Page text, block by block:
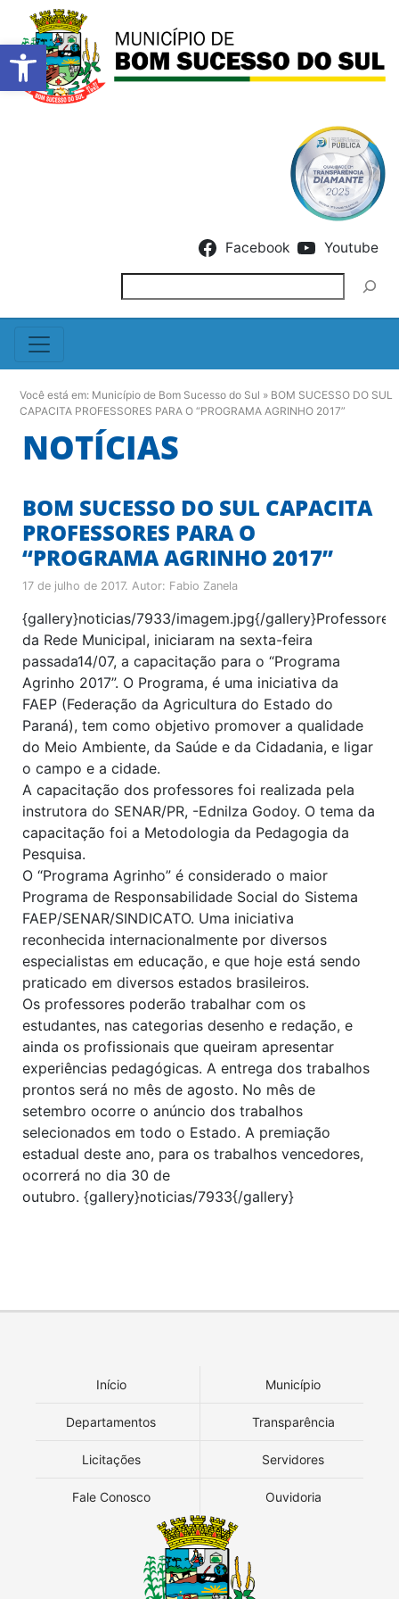
Barra de Ferramentas
Facebook Youtube
Você está em: Município de Bom Sucesso do Sul » BOM SUCESSO DO SUL
CAPACITA PROFESSORES PARA O “PROGRAMA AGRINHO 2017”
NOTÍCIAS
BOM SUCESSO DO SUL CAPACITA
PROFESSORES PARA O
“PROGRAMA AGRINHO 2017”
17 de julho de 2017. Autor: Fabio Zanela
{gallery}noticias/7933/imagem.jpg{/gallery}Professores
da Rede Municipal, iniciaram na sexta-feira
passada14/07, a capacitação para o “Programa
Agrinho 2017”. O Programa, é uma iniciativa da
FAEP (Federação da Agricultura do Estado do
Paraná), tem como objetivo promover a qualidade
do Meio Ambiente, da Saúde e da Cidadania, e ligar
o campo e a cidade.
A capacitação dos professores foi realizada pela
instrutora do SENAR/PR, -Ednilza Godoy. O tema da
capacitação foi a Metodologia da Pedagogia da
Pesquisa.
O “Programa Agrinho” é considerado o maior
Programa de Responsabilidade Social do Sistema
FAEP/SENAR/SINDICATO. Uma iniciativa
reconhecida internacionalmente por diversos
especialistas em educação, e que hoje está sendo
praticado em diversos estados brasileiros.
Os professores poderão trabalhar com os
estudantes, nas categorias desenho e redação, e
ainda os profissionais que queiram apresentar
experiências pedagógicas. A entrega dos trabalhos
prontos será no mês de agosto. No mês de
setembro ocorre o anúncio dos trabalhos
selecionados em todo o Estado. A premiação
estadual deste ano, para os trabalhos vencedores,
ocorrerá no dia 30 de
outubro. {gallery}noticias/7933{/gallery}
Início Município
Departamentos Transparência
Licitações Servidores
Fale Conosco Ouvidoria